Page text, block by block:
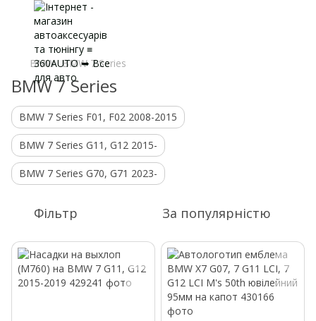
BMW BMW 7 Series
BMW 7 Series
BMW 7 Series F01, F02 2008-2015
BMW 7 Series G11, G12 2015-
BMW 7 Series G70, G71 2023-
Фільтр За популярністю